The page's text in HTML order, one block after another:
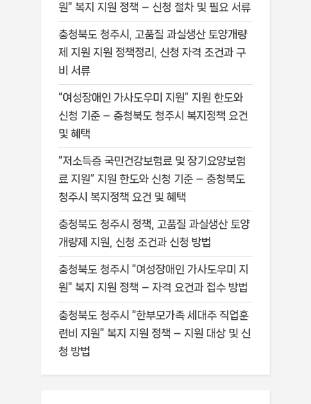
원” 복지 지원 정책 – 신청 절차 및 필요 서류
충청북도 청주시, 고품질 과실생산 토양개량
제 지원 지원 정책정리, 신청 자격 조건과 구
비 서류
“여성장애인 가사도우미 지원” 지원 한도와
신청 기준 – 충청북도 청주시 복지정책 요건
및 혜택
“저소득층 국민건강보험료 및 장기요양보험
료 지원” 지원 한도와 신청 기준 – 충청북도
청주시 복지정책 요건 및 혜택
충청북도 청주시 정책, 고품질 과실생산 토양
개량제 지원, 신청 조건과 신청 방법
충청북도 청주시 “여성장애인 가사도우미 지
원” 복지 지원 정책 – 자격 요건과 접수 방법
충청북도 청주시 “한부모가족 세대주 직업훈
련비 지원” 복지 지원 정책 – 지원 대상 및 신
청 방법